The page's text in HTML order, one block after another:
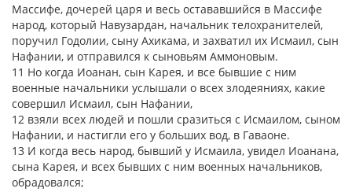
Массифе, дочерей царя и весь остававшийся в Массифе
народ, который Навузардан, начальник телохранителей,
поручил Годолии, сыну Ахикама, и захватил их Исмаил, сын
Нафании, и отправился к сыновьям Аммоновым.
11 Но когда Иоанан, сын Карея, и все бывшие с ним
военные начальники услышали о всех злодеяниях, какие
совершил Исмаил, сын Нафании,
12 взяли всех людей и пошли сразиться с Исмаилом, сыном
Нафании, и настигли его у больших вод, в Гаваоне.
13 И когда весь народ, бывший у Исмаила, увидел Иоанана,
сына Карея, и всех бывших с ним военных начальников,
обрадовался;